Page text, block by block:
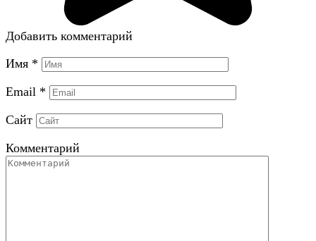
Добавить комментарий
Имя *
Email *
Сайт
Комментарий